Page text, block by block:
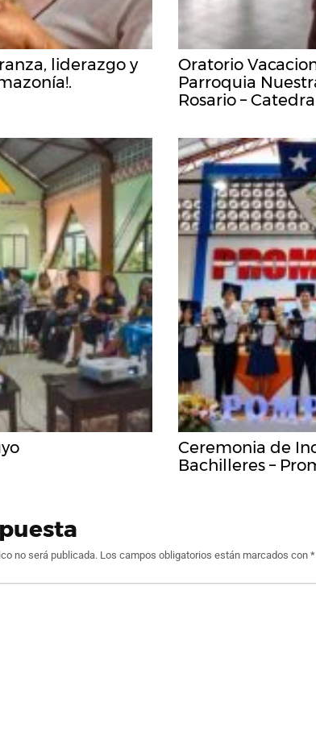
liderazgo y
Oratorio
Parroquia
Rosario –
Ceremonia de
Bachilleres –
no será publicada. Los campos obligatorios están marcados con *